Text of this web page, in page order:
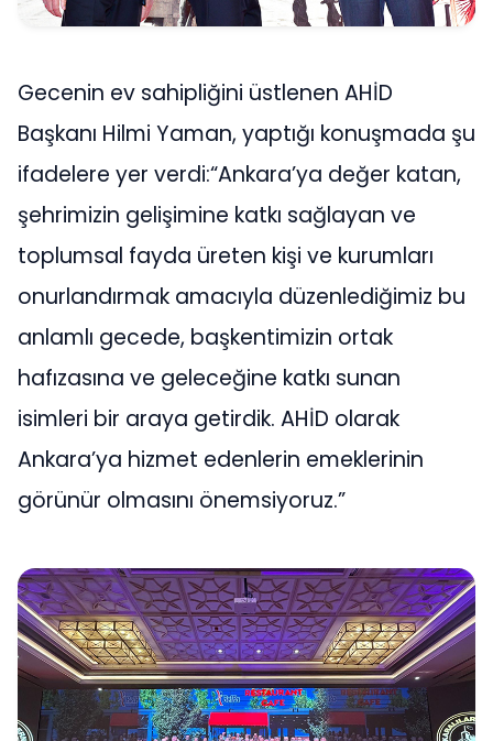
Gecenin ev sahipliğini üstlenen AHİD
Başkanı Hilmi Yaman, yaptığı konuşmada şu
ifadelere yer verdi:“Ankara’ya değer katan,
şehrimizin gelişimine katkı sağlayan ve
toplumsal fayda üreten kişi ve kurumları
onurlandırmak amacıyla düzenlediğimiz bu
anlamlı gecede, başkentimizin ortak
hafızasına ve geleceğine katkı sunan
isimleri bir araya getirdik. AHİD olarak
Ankara’ya hizmet edenlerin emeklerinin
görünür olmasını önemsiyoruz.”